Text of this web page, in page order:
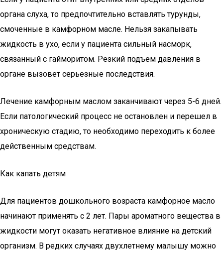
органа слуха, то предпочтительно вставлять турунды,
смоченные в камфорном масле. Нельзя закапывать
жидкость в ухо, если у пациента сильный насморк,
связанный с гайморитом. Резкий подъем давления в
органе вызовет серьезные последствия.
Лечение камфорным маслом заканчивают через 5-6 дней.
Если патологический процесс не остановлен и перешел в
хроническую стадию, то необходимо переходить к более
действенным средствам.
Как капать детям
Для пациентов дошкольного возраста камфорное масло
начинают применять с 2 лет. Пары ароматного вещества в
жидкости могут оказать негативное влияние на детский
организм. В редких случаях двухлетнему малышу можно